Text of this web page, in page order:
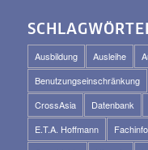
Ausbildung Ausleihe
Benutzungseinschränkung
CrossAsia
Datenbank
E.T.A. Hoffmann